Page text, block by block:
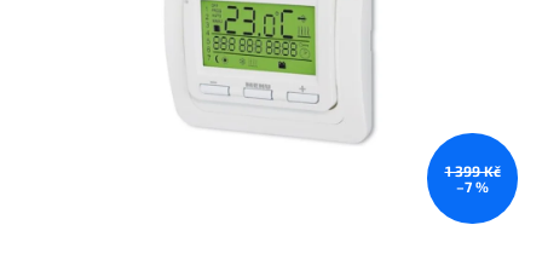
1 399 Kč
–7 %